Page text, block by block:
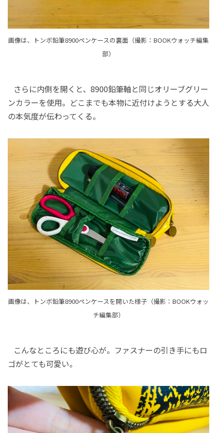
画像は、トンボ鉛筆8900ペンケースの裏面（撮影：BOOKウォッチ編集
部）
さらに内側を開くと、8900鉛筆軸と同じオリーブグリー
ンカラーを使用。どこまでも本物に近付けようとする大人
の本気度が伝わってくる。
画像は、トンボ鉛筆8900ペンケースを開いた様子（撮影：BOOKウォッ
チ編集部）
こんなところにも遊び心が。ファスナーの引き手にもロ
ゴがとても可愛い。